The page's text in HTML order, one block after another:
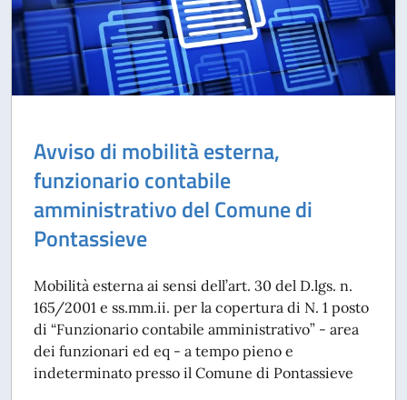
Avviso di mobilità esterna,
funzionario contabile
amministrativo del Comune di
Pontassieve
Mobilità esterna ai sensi dell’art. 30 del D.lgs. n.
165/2001 e ss.mm.ii. per la copertura di N. 1 posto
di “Funzionario contabile amministrativo” - area
dei funzionari ed eq - a tempo pieno e
indeterminato presso il Comune di Pontassieve